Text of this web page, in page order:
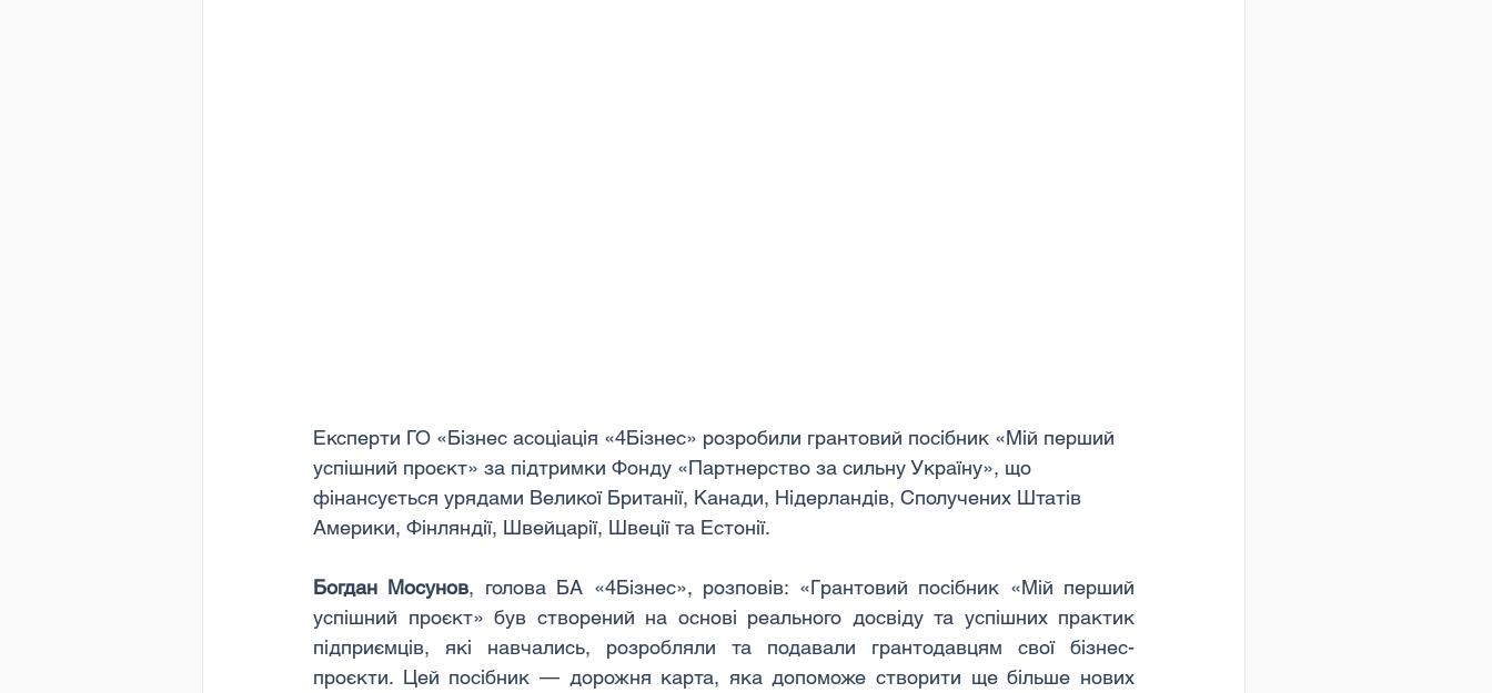
Експерти ГО «Бізнес асоціація «4Бізнес» розробили грантовий посібник «Мій перший
успішний проєкт» за підтримки Фонду «Партнерство за сильну Україну», що
фінансується урядами Великої Британії, Канади, Нідерландів, Сполучених Штатів
Америки, Фінляндії, Швейцарії, Швеції та Естонії.
Богдан Мосунов, голова БА «4Бізнес», розповів: «Грантовий посібник «Мій перший
успішний проєкт» був створений на основі реального досвіду та успішних практик
підприємців, які навчались, розробляли та подавали грантодавцям свої бізнес-
проєкти. Цей посібник — дорожня карта, яка допоможе створити ще більше нових